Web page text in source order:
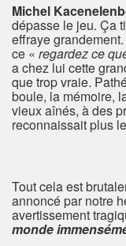
Michel
dépasse le jeu. Ça
effraye
ce «regardez ce
a chez lui cette
que trop vraie.
boule, la mémoire,
vieux aînés, à des
reconnaissait plus
Tout cela est
annoncé par notre
avertissement
monde